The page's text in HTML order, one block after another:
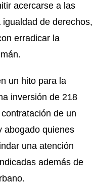
acercarse a las
de derechos,
erradicar la
un hito para la
inversión de 218
de un
abogado quienes
una atención
además de